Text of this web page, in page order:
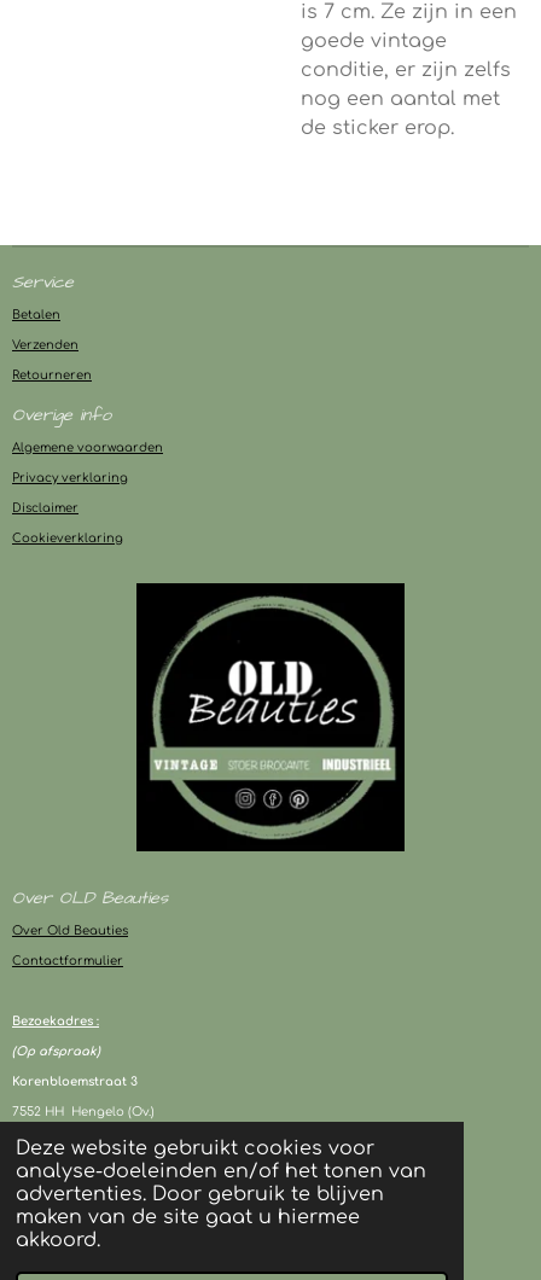
Deze website gebruikt cookies voor
analyse-doeleinden en/of het tonen van
advertenties. Door gebruik te blijven
maken van de site gaat u hiermee
akkoord.
is 7 cm. Ze zijn in een
goede vintage
conditie, er zijn zelfs
nog een aantal met
de sticker erop.
Service
Betalen
Verzenden
Retourneren
Overige info
Algemene voorwaarden
Privacy verklaring
Disclaimer
Cookieverklaring
Over OLD Beauties
Over Old Beauties
Contactformulier
Bezoekadres :
(Op afspraak)
Korenbloemstraat 3
7552 HH Hengelo (Ov.)
KVK : 94243417
BTW : NL003080706B05